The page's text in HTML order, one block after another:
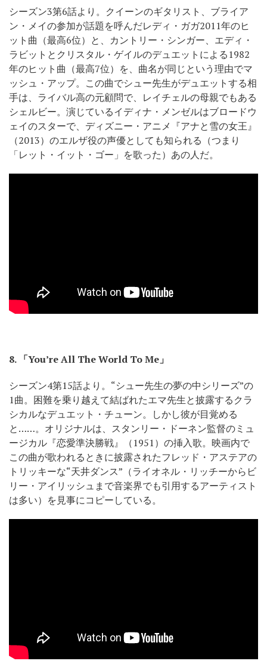
シーズン3第6話より。クイーンのギタリスト、ブライア
ン・メイの参加が話題を呼んだレディ・ガガ2011年のヒ
ット曲（最高6位）と、カントリー・シンガー、エディ・
ラビットとクリスタル・ゲイルのデュエットによる1982
年のヒット曲（最高7位）を、曲名が同じという理由でマ
ッシュ・アップ。この曲でシュー先生がデュエットする相
手は、ライバル高の元顧問で、レイチェルの母親でもある
シェルビー。演じているイディナ・メンゼルはブロードウ
ェイのスターで、ディズニー・アニメ『アナと雪の女王』
（2013）のエルザ役の声優としても知られる（つまり
「レット・イット・ゴー」を歌った）あの人だ。
8.「You’re All The World To Me」
シーズン4第15話より。“シュー先生の夢の中シリーズ”の
1曲。困難を乗り越えて結ばれたエマ先生と披露するクラ
シカルなデュエット・チューン。しかし彼が目覚める
と……。オリジナルは、スタンリー・ドーネン監督のミュ
ージカル『恋愛準決勝戦』（1951）の挿入歌。映画内で
この曲が歌われるときに披露されたフレッド・アステアの
トリッキーな“天井ダンス”（ライオネル・リッチーからビ
リー・アイリッシュまで音楽界でも引用するアーティスト
は多い）を見事にコピーしている。